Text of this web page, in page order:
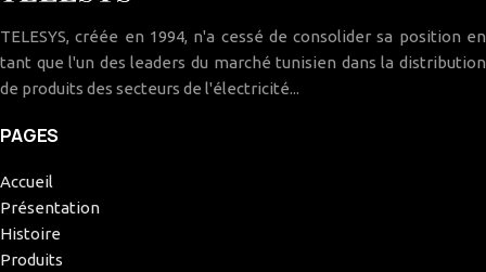
TELESYS, créée en 1994, n'a cessé de consolider sa position en
tant que l'un des leaders du marché tunisien dans la distribution
de produits des secteurs de l'électricité...
PAGES
Accueil
Présentation
Histoire
Produits